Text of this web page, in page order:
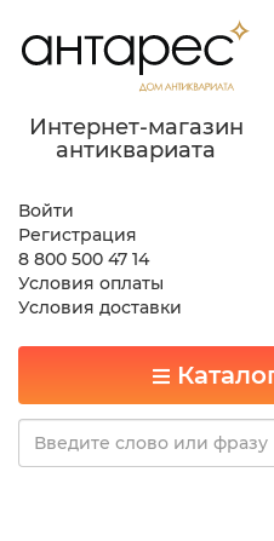
Интернет-магазин
антиквариата
Войти
Регистрация
8 800 500 47 14
Условия оплаты
Условия доставки